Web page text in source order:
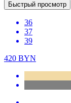
Быстрый просмотр
36
37
39
420 BYN